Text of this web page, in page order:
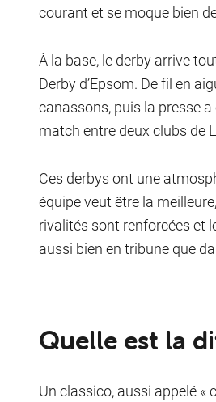
courant et se moque bien
À la base, le derby arrive
Derby d’Epsom. De fil en
canassons, puis la presse
match entre deux clubs de
Ces derbys ont une
équipe veut être la
rivalités sont renforcées et
aussi bien en tribune que
Quelle est la
Un classico, aussi appelé «